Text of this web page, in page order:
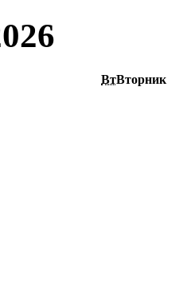
ВтВторник